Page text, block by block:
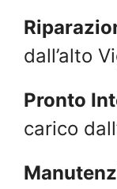
dall’alto
Pronto
carico